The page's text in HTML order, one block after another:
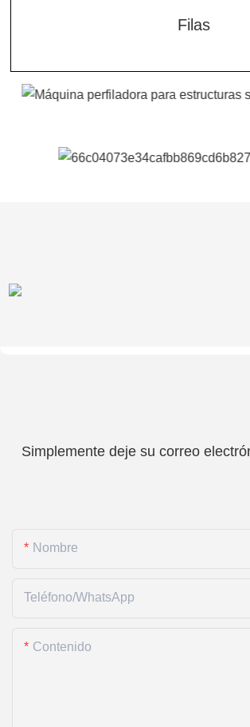
Filas
Simplemente deje su correo
Nombre
Teléfono/WhatsApp
Contenido